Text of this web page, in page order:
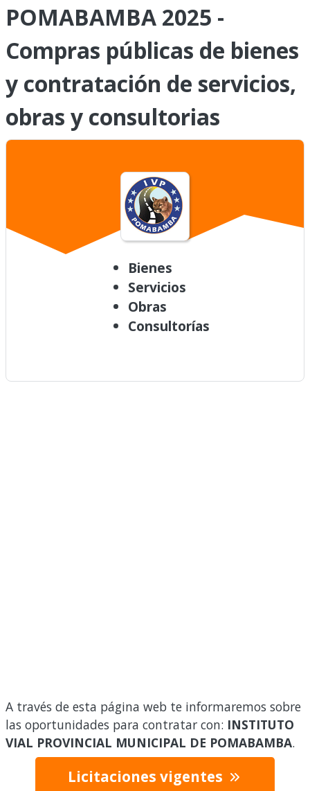
POMABAMBA 2025 -
Compras públicas de bienes
y contratación de servicios,
obras y consultorias
Bienes
Servicios
Obras
Consultorías
A través de esta página web te informaremos sobre
las oportunidades para contratar con: INSTITUTO
VIAL PROVINCIAL MUNICIPAL DE POMABAMBA.
Licitaciones vigentes